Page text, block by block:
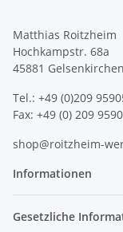
Matthias Roitzheim
Hochkampstr. 68a
45881 Gelsenkirchen
Tel.: +49 (0)209
Fax: +49 (0) 209
shop@roitzheim-
Informationen
Gesetzliche